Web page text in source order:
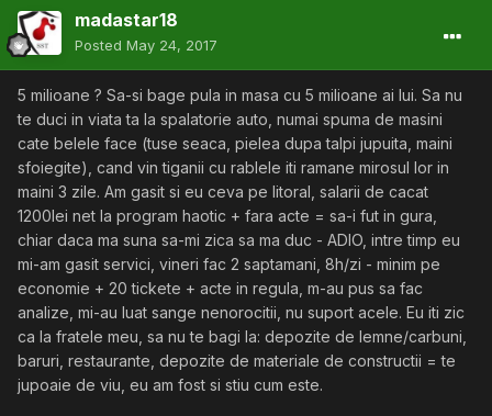
madastar18
Posted May 24, 2017
5 milioane ? Sa-si bage pula in masa cu 5 milioane ai lui. Sa nu
te duci in viata ta la spalatorie auto, numai spuma de masini
cate belele face (tuse seaca, pielea dupa talpi jupuita, maini
sfoiegite), cand vin tiganii cu rablele iti ramane mirosul lor in
maini 3 zile. Am gasit si eu ceva pe litoral, salarii de cacat
1200lei net la program haotic + fara acte = sa-i fut in gura,
chiar daca ma suna sa-mi zica sa ma duc - ADIO, intre timp eu
mi-am gasit servici, vineri fac 2 saptamani, 8h/zi - minim pe
economie + 20 tickete + acte in regula, m-au pus sa fac
analize, mi-au luat sange nenorocitii, nu suport acele. Eu iti zic
ca la fratele meu, sa nu te bagi la: depozite de lemne/carbuni,
baruri, restaurante, depozite de materiale de constructii = te
jupoaie de viu, eu am fost si stiu cum este.